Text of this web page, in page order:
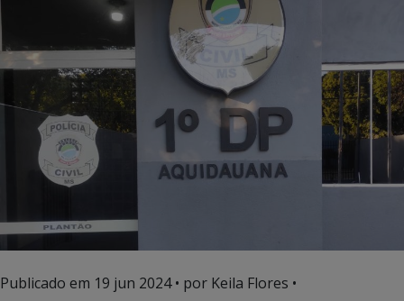
Publicado em 19 jun 2024• por Keila Flores •